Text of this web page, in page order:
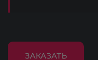
ЗАКАЗАТЬ